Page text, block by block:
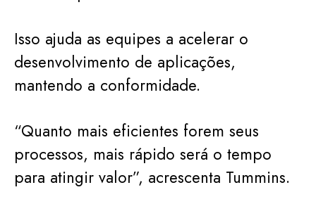
Isso ajuda as equipes a acelerar o
desenvolvimento de aplicações,
mantendo a conformidade.
“Quanto mais eficientes forem seus
processos, mais rápido será o tempo
para atingir valor”, acrescenta Tummins.